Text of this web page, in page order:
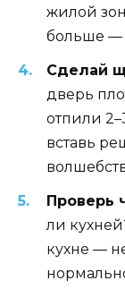
жилой
больше —
Сделай
дверь
отпили
вставь
Проверь
ли
кухне —